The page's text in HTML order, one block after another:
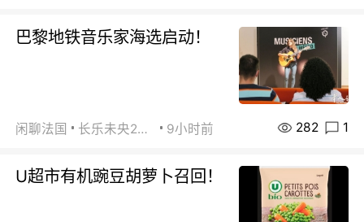
巴黎地铁音乐家海选启动！
闲聊法国 长乐未央2015 9小时前 282 1
U超市有机豌豆胡萝卜召回！